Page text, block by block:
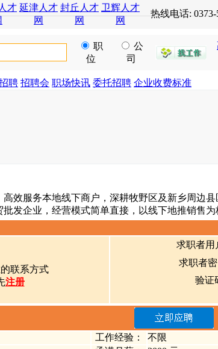
才 延津人才
网
封丘人才
网
卫辉人才
网
热线电话: 0373-
职
位
公
司
聘 招聘会 职场快讯 委托招聘 企业收费标准
效服务本地线下商户，深耕牧野区及新乡周边
发企业，经营模式简单直接，以线下地推销售为
联系方式
注册
求职者用
求职者
验证
工作经验： 不限